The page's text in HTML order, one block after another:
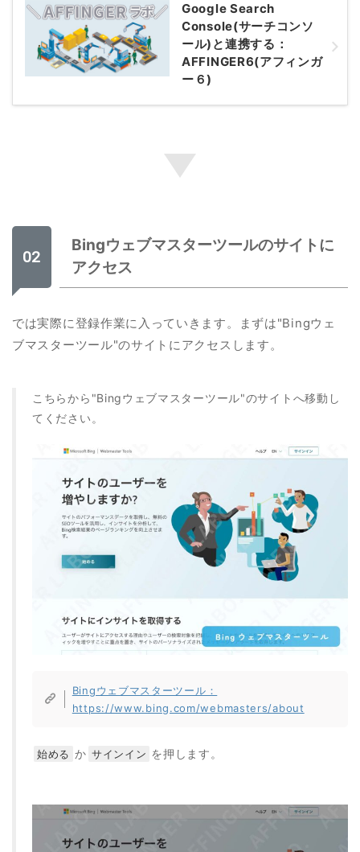
Google Search
Console(サーチコンソ
ール)と連携する：
AFFINGER6(アフィンガ
ー６)
Bingウェブマスターツールのサイトに
アクセス
では実際に登録作業に入っていきます。まずは"Bingウェ
ブマスターツール"のサイトにアクセスします。
こちらから"Bingウェブマスターツール"のサイトへ移動し
てください。
Bingウェブマスターツール：
https://www.bing.com/webmasters/about
始める か サインイン を押します。